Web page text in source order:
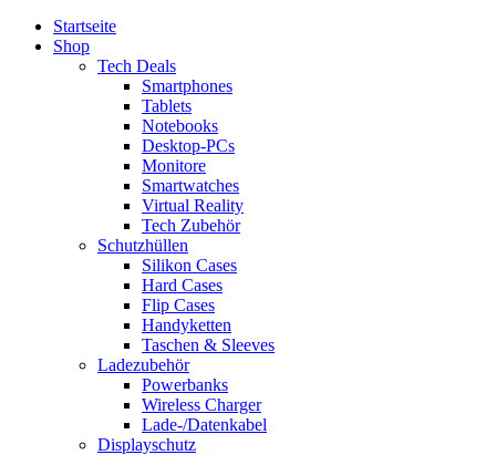
Startseite
Shop
Tech Deals
Smartphones
Tablets
Notebooks
Desktop-PCs
Monitore
Smartwatches
Virtual Reality
Tech Zubehör
Schutzhüllen
Silikon Cases
Hard Cases
Flip Cases
Handyketten
Taschen & Sleeves
Ladezubehör
Powerbanks
Wireless Charger
Lade-/Datenkabel
Displayschutz